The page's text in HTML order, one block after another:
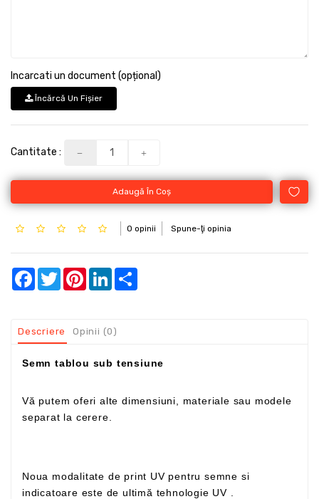
Incarcati un document (opțional)
Încărcă Un Fişier
Cantitate :
Adaugă În Coş
0 opinii Spune-ţi opinia
Facebook
TwitterPinterestLinkedIn
Descriere Opinii (0)
Semn tablou sub tensiune
Vă putem oferi alte dimensiuni, materiale sau modele
separat la cerere.
Noua modalitate de print UV pentru semne si
indicatoare este de ultimă tehnologie UV .